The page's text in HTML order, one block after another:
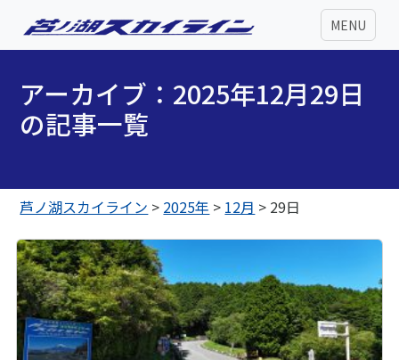
MENU
アーカイブ：2025年12月29日
の記事一覧
芦ノ湖スカイライン > 2025年 > 12月 > 29日